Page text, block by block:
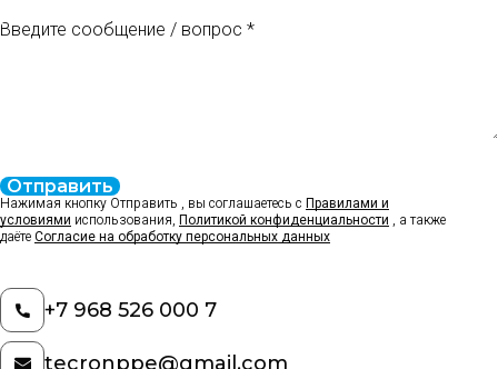
Введите сообщение / вопрос
Отправить
Нажимая кнопку Отправить , вы соглашаетесь с Правилами и
условиями использования, Политикой конфиденциальности , а также
даёте Согласие на обработку персональных данных
+7 968 526 000 7
tecronppe@gmail.com